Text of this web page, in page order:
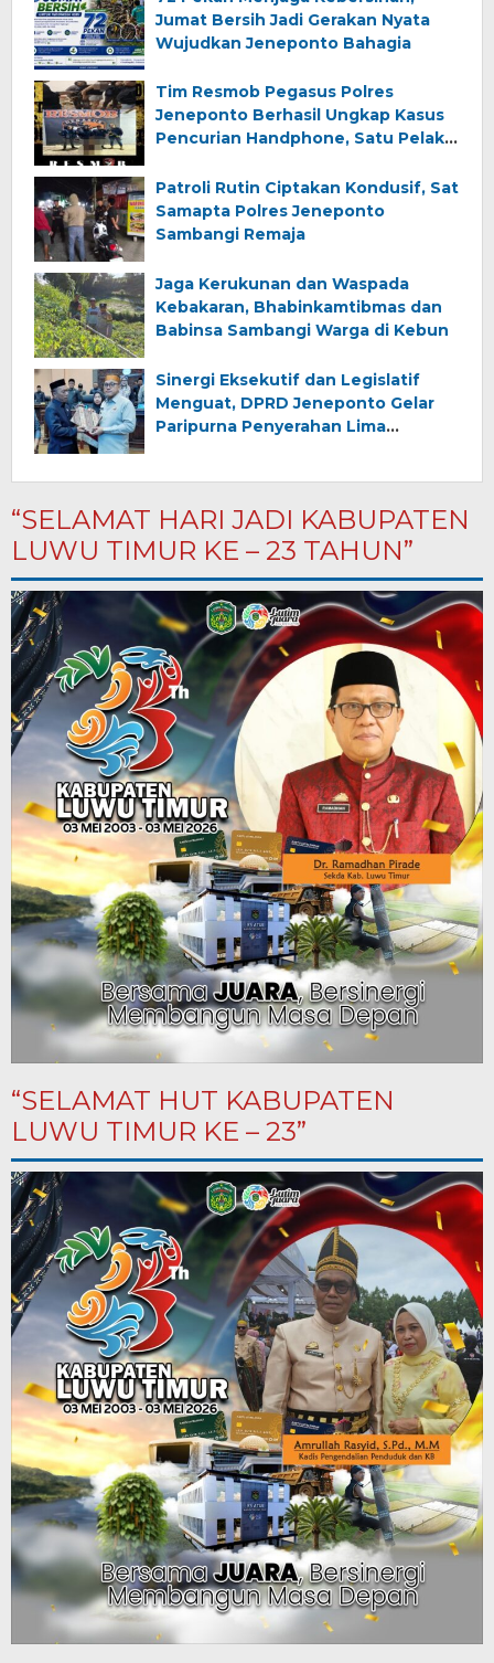
Jumat Bersih Jadi Gerakan Nyata
Wujudkan Jeneponto Bahagia
Tim Resmob Pegasus Polres
Jeneponto Berhasil Ungkap Kasus
Pencurian Handphone, Satu Pelaku
Patroli Rutin Ciptakan Kondusif, Sat
Samapta Polres Jeneponto
Sambangi Remaja
Jaga Kerukunan dan Waspada
Kebakaran, Bhabinkamtibmas dan
Babinsa Sambangi Warga di Kebun
Sinergi Eksekutif dan Legislatif
Menguat, DPRD Jeneponto Gelar
Paripurna Penyerahan Lima
“SELAMAT HARI JADI KABUPATEN
LUWU TIMUR KE – 23 TAHUN”
“SELAMAT HUT KABUPATEN
LUWU TIMUR KE – 23”